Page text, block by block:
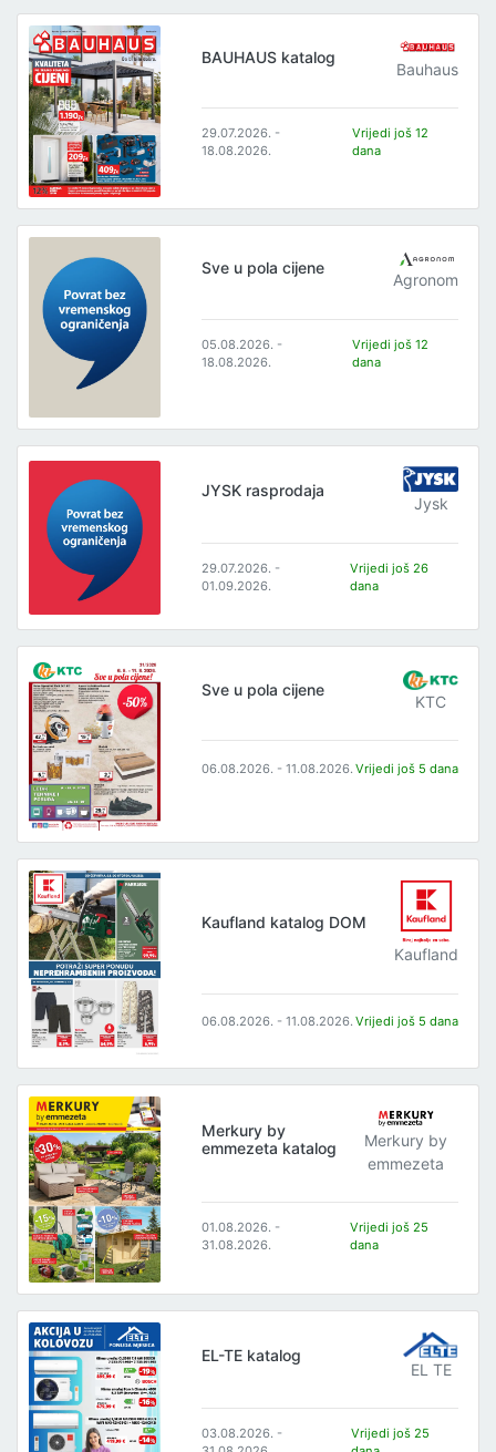
BAUHAUS katalog
Bauhaus
29.07.2026. -
18.08.2026.
Vrijedi još 12
dana
Sve u pola cijene
Agronom
05.08.2026. -
18.08.2026.
Vrijedi još 12
dana
JYSK rasprodaja
Jysk
29.07.2026. -
01.09.2026.
Vrijedi još 26
dana
Sve u pola cijene
KTC
06.08.2026. - 11.08.2026. Vrijedi još 5 dana
Kaufland katalog DOM
Kaufland
06.08.2026. - 11.08.2026. Vrijedi još 5 dana
Merkury by
emmezeta katalog
Merkury by
emmezeta
01.08.2026. -
31.08.2026.
Vrijedi još 25
dana
EL-TE katalog
EL TE
03.08.2026. -
Vrijedi još 25